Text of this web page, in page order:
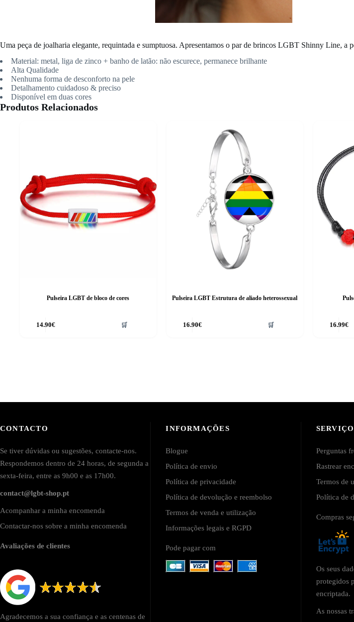
Uma peça de joalharia elegante, requintada e sumptuosa. Apresentamos o par de brincos LGBT Shinny Line, a
Material: metal, liga de zinco + banho de latão: não escurece, permanece brilhante
Alta Qualidade
Nenhuma forma de desconforto na pele
Detalhamento cuidadoso & preciso
Disponível em duas cores
Produtos Relacionados
Pulseira LGBT de bloco de cores
14.90€ 🛒
Pulseira LGBT Estrutura de aliado heterossexual
16.90€ 🛒 16.99€
CONTACTO
Se tiver dúvidas ou sugestões, contacte-nos.
Respondemos dentro de 24 horas, de segunda a
sexta-feira, entre as 9h00 e as 17h00.
contact@lgbt-shop.pt
Acompanhar a minha encomenda
Contactar-nos sobre a minha encomenda
Avaliações de clientes
Agradecemos a sua confiança e as centenas de
INFORMAÇÕES
Blogue
Política de envio
Política de privacidade
Política de devolução e reembolso
Termos de venda e utilização
Informações legais e RGPD
Pode pagar com
Perguntas
Rastrear
Termos de
Política de
Compras
Os seus
protegidos
encriptada.
As nossas